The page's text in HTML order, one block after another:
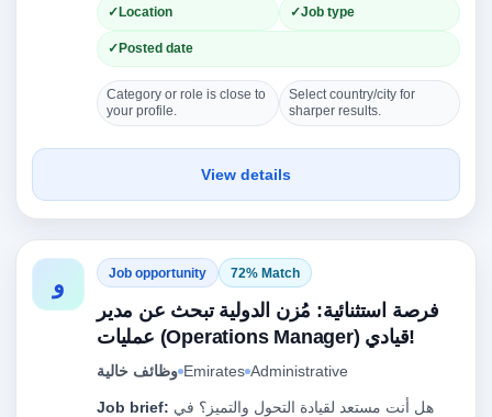
Location Job type
Posted date
Category or role is close to
your profile.
Select country/city for
sharper results.
View details
و Job opportunity 72% Match
فرصة استثنائية: مُزن الدولية تبحث عن مدير
عمليات (Operations Manager) قيادي!
وظائف خالية Emirates Administrative
Job brief: